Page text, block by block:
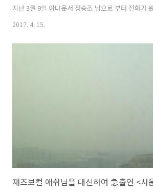
지난 3월 9일 아나운서 정승조 님으로 부터 전화가
'다정(多情)한 영화음악'의 녹음이 있었는데, 무슨 일
었다."시며 "사뮤를 더 이상 이어가기 어렵게 되었
2017. 4. 15.